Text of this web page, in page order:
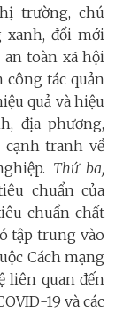
trường, chú
đổi mới
toàn xã hội
công tác quản
quả và hiệu
địa phương,
cạnh tranh về
Thứ ba,
chuẩn của
chuẩn chất
tập trung vào
Cách mạng
liên quan đến
19 và các